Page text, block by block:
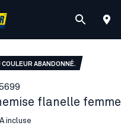
COULEUR ABANDONNÉ.
flanelle femme
incluse